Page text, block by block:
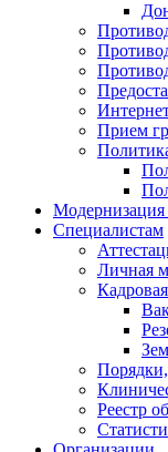
Прием
Специалистам
Личная
Реестр